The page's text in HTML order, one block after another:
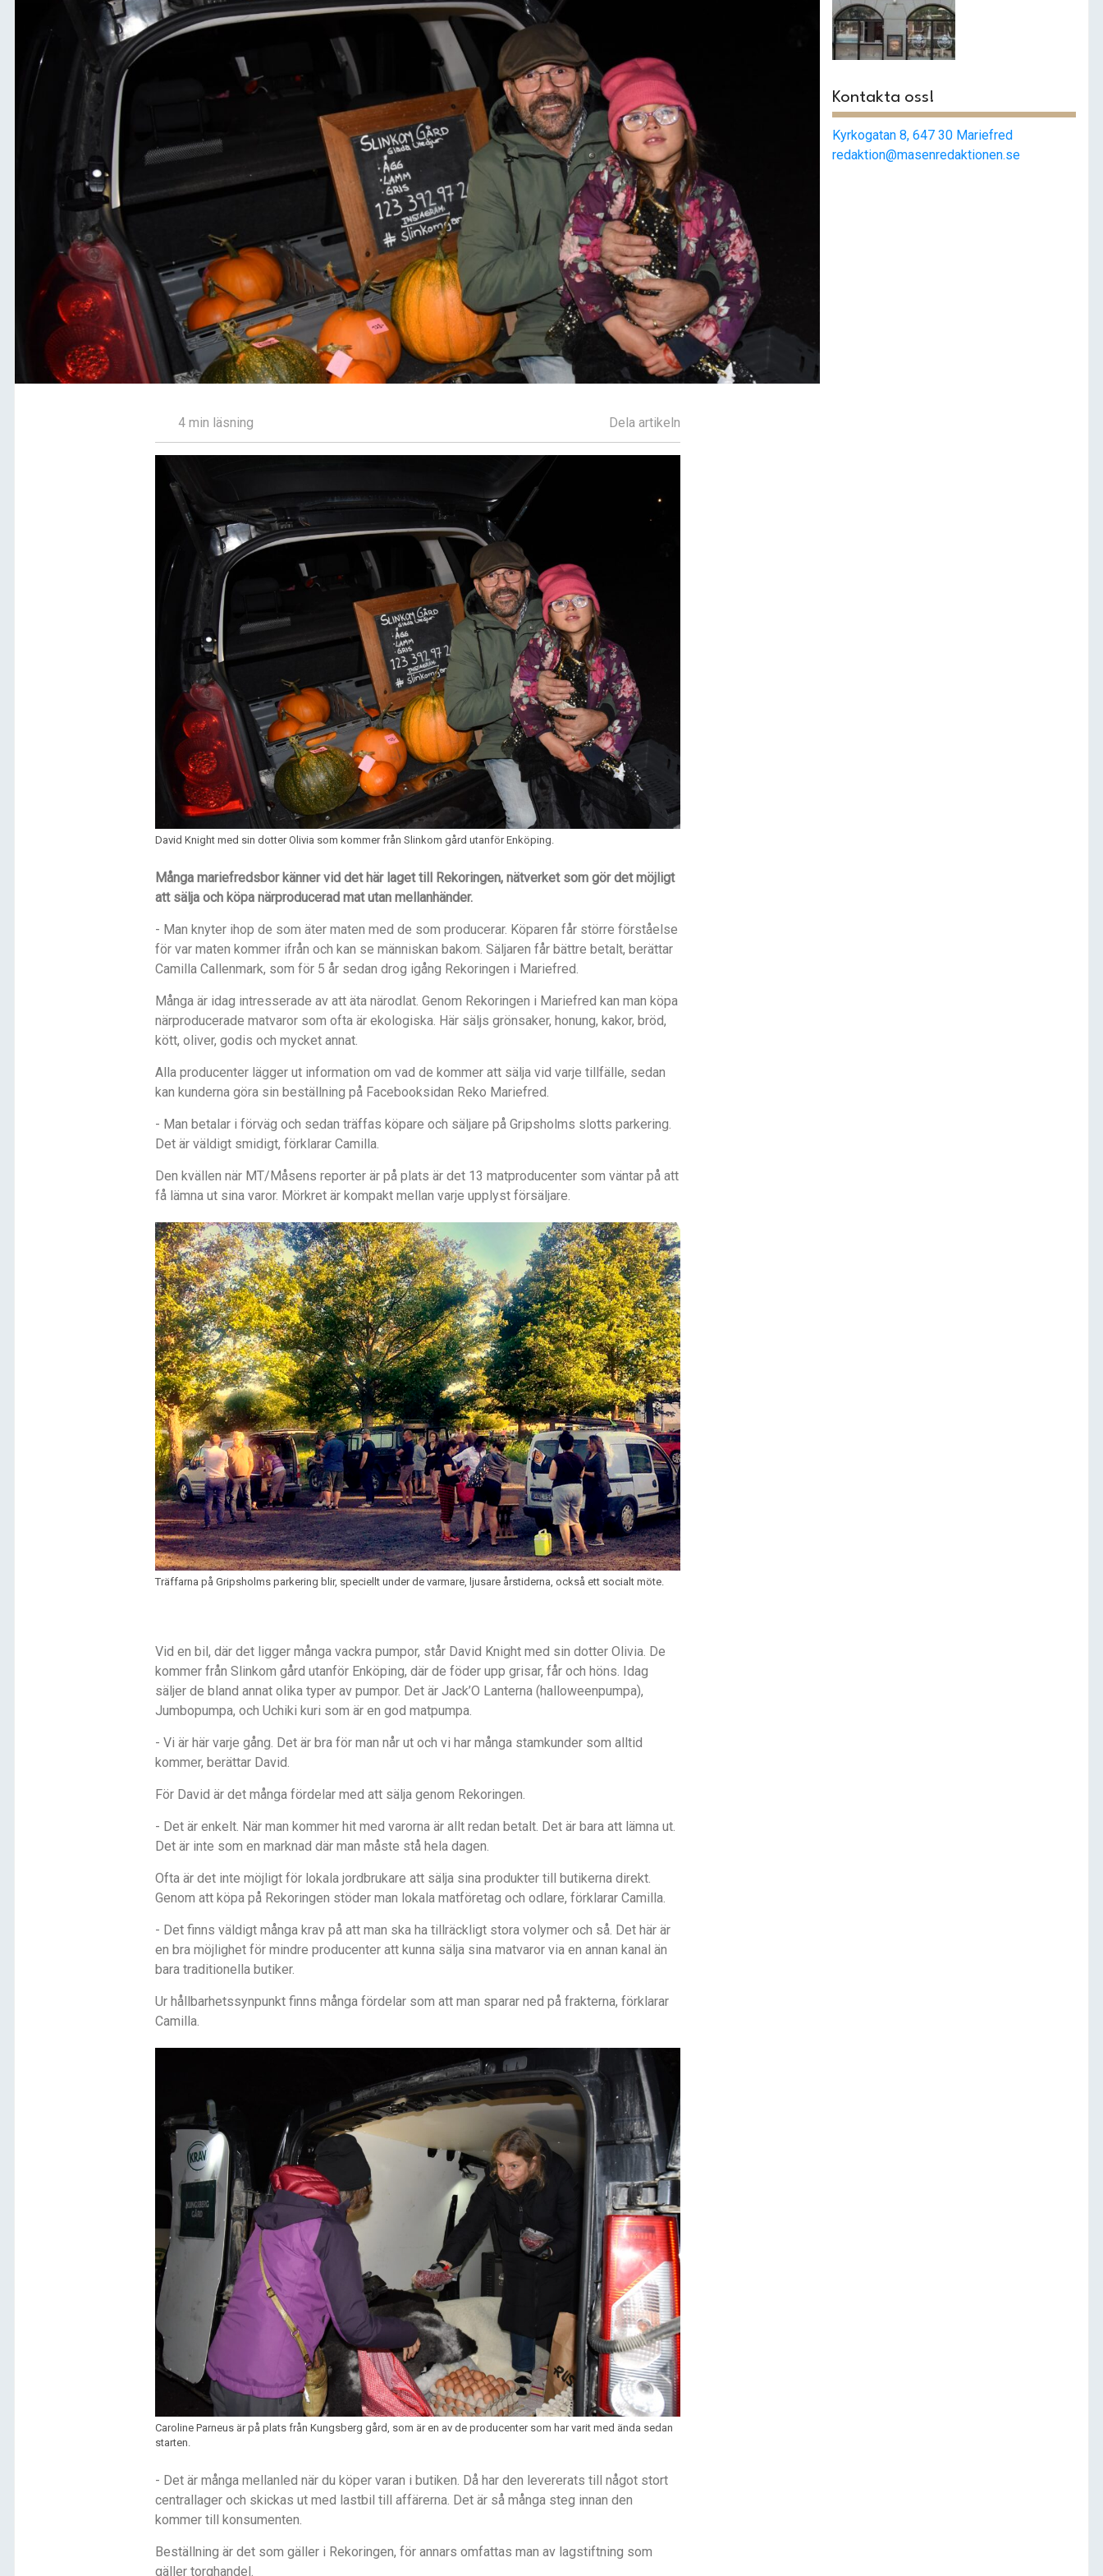
4 min läsning Dela artikeln
David Knight med sin dotter Olivia som kommer från Slinkom gård utanför Enköping.
Många mariefredsbor känner vid det här laget till Rekoringen, nätverket som gör det möjligt
att sälja och köpa närproducerad mat utan mellanhänder.
- Man knyter ihop de som äter maten med de som producerar. Köparen får större förståelse
för var maten kommer ifrån och kan se människan bakom. Säljaren får bättre betalt, berättar
Camilla Callenmark, som för 5 år sedan drog igång Rekoringen i Mariefred.
Många är idag intresserade av att äta närodlat. Genom Rekoringen i Mariefred kan man köpa
närproducerade matvaror som ofta är ekologiska. Här säljs grönsaker, honung, kakor, bröd,
kött, oliver, godis och mycket annat.
Alla producenter lägger ut information om vad de kommer att sälja vid varje tillfälle, sedan
kan kunderna göra sin beställning på Facebooksidan Reko Mariefred.
- Man betalar i förväg och sedan träffas köpare och säljare på Gripsholms slotts parkering.
Det är väldigt smidigt, förklarar Camilla.
Den kvällen när MT/Måsens reporter är på plats är det 13 matproducenter som väntar på att
få lämna ut sina varor. Mörkret är kompakt mellan varje upplyst försäljare.
Träffarna på Gripsholms parkering blir, speciellt under de varmare, ljusare årstiderna, också ett socialt möte.
Vid en bil, där det ligger många vackra pumpor, står David Knight med sin dotter Olivia. De
kommer från Slinkom gård utanför Enköping, där de föder upp grisar, får och höns. Idag
säljer de bland annat olika typer av pumpor. Det är Jack’O Lanterna (halloweenpumpa),
Jumbopumpa, och Uchiki kuri som är en god matpumpa.
- Vi är här varje gång. Det är bra för man når ut och vi har många stamkunder som alltid
kommer, berättar David.
För David är det många fördelar med att sälja genom Rekoringen.
- Det är enkelt. När man kommer hit med varorna är allt redan betalt. Det är bara att lämna ut.
Det är inte som en marknad där man måste stå hela dagen.
Ofta är det inte möjligt för lokala jordbrukare att sälja sina produkter till butikerna direkt.
Genom att köpa på Rekoringen stöder man lokala matföretag och odlare, förklarar Camilla.
- Det finns väldigt många krav på att man ska ha tillräckligt stora volymer och så. Det här är
en bra möjlighet för mindre producenter att kunna sälja sina matvaror via en annan kanal än
bara traditionella butiker.
Ur hållbarhetssynpunkt finns många fördelar som att man sparar ned på frakterna, förklarar
Camilla.
Caroline Parneus är på plats från Kungsberg gård, som är en av de producenter som har varit med ända sedan
starten.
- Det är många mellanled när du köper varan i butiken. Då har den levererats till något stort
centrallager och skickas ut med lastbil till affärerna. Det är så många steg innan den
kommer till konsumenten.
Beställning är det som gäller i Rekoringen, för annars omfattas man av lagstiftning som
gäller torghandel.
Kontakta oss!
Kyrkogatan 8, 647 30 Mariefred
redaktion@masenredaktionen.se